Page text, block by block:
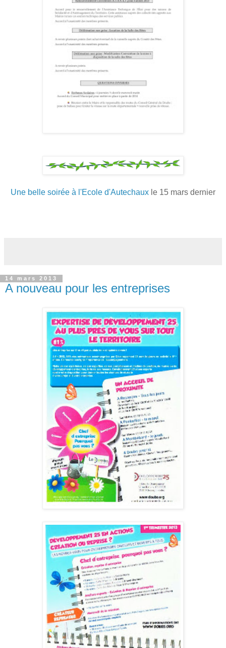
Une belle soirée à l'Ecole d'Autechaux le 15 mars dernier
14 mars 2013
A nouveau pour les entreprises